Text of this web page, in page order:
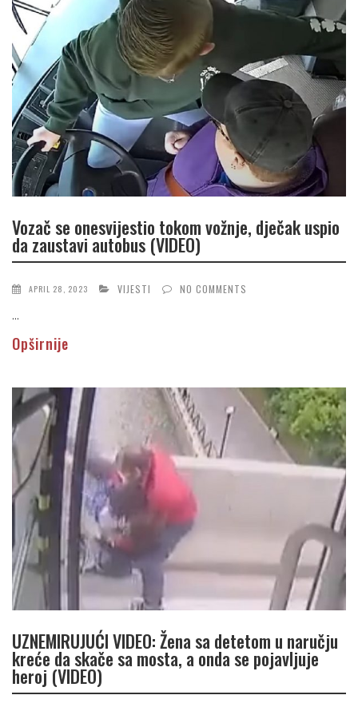
Vozač se onesvijestio tokom vožnje, dječak uspio
da zaustavi autobus (VIDEO)
APRIL 28, 2023 VIJESTI NO COMMENTS
...
Opširnije
UZNEMIRUJUĆI VIDEO: Žena sa detetom u naručju
kreće da skače sa mosta, a onda se pojavljuje
heroj (VIDEO)